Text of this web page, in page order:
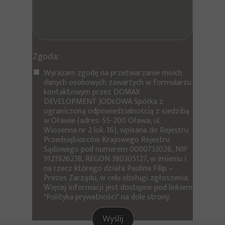
Zgoda:
Wyrażam zgodę na przetwarzanie moich
danych osobowych zawartych w formularzu
kontaktowym przez DOMAX
DEVELOPMENT JODŁOWA Spółka z
ograniczoną odpowiedzialnością z siedzibą
w Oławie (adres: 55-200 Oława, ul.
Wiosenna nr 2 lok. 16), wpisana do Rejestru
Przedsiębiorców Krajowego Rejestru
Sądowego pod numerem 0000733026, NIP
9121926238, REGON 380305127, w imieniu i
na rzecz którego działa Paulina Filip –
Prezes Zarządu, w celu obsługi zgłoszenia.
Więcej informacji jest dostępne pod linkiem
"Polityka prywatności" na dole strony.
Wyślij